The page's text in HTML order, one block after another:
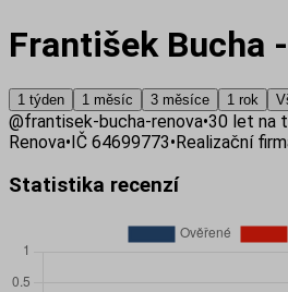
František Bucha
1 týden 1 měsíc 3 měsíce 1 rok
@frantisek-bucha-renova•30 let na
Renova•IČ 64699773•Realizační
Statistika recenzí